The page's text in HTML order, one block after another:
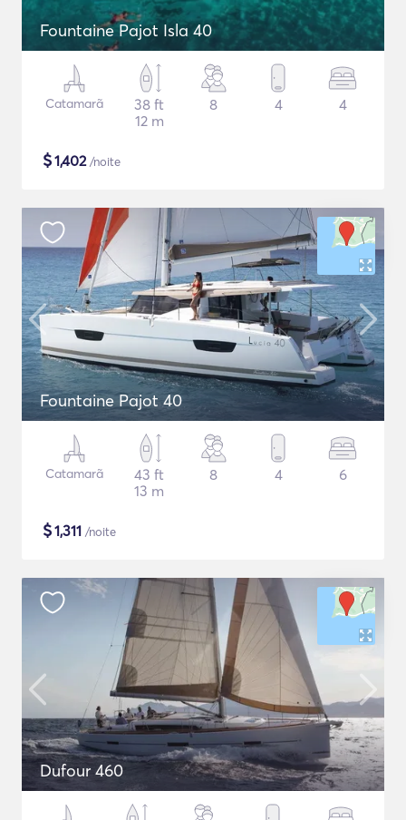
Fountaine Pajot Isla 40
Catamarã
38 ft
12 m
8 4 4
$1,402/noite
Fountaine Pajot 40
Catamarã
43 ft
13 m
8 4 6
$1,311 /noite
Dufour 460